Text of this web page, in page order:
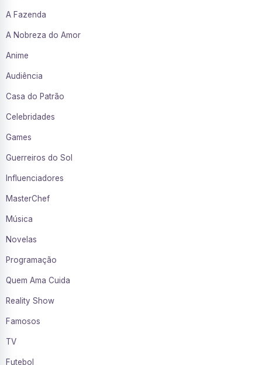
A Fazenda
A Nobreza do Amor
Anime
Audiência
Casa do Patrão
Celebridades
Games
Guerreiros do Sol
Influenciadores
MasterChef
Música
Novelas
Programação
Quem Ama Cuida
Reality Show
Famosos
TV
Futebol